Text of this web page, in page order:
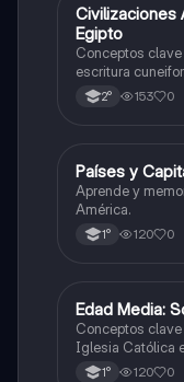
CHistoria
Civilizaciones
Egipto
Conceptos
escritura
2° 153 0
PGeografía
Países y
Aprende y
América.
1° 120 0
EHistoria
Edad Media:
Conceptos
Iglesia Católica
1° 120 0